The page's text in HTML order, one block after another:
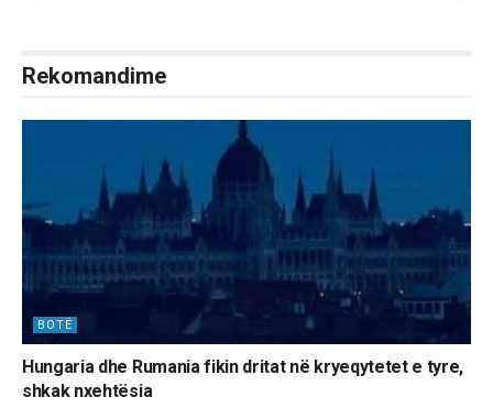
Rekomandime
BOTË
Hungaria dhe Rumania fikin dritat në kryeqytetet e tyre,
shkak nxehtësia